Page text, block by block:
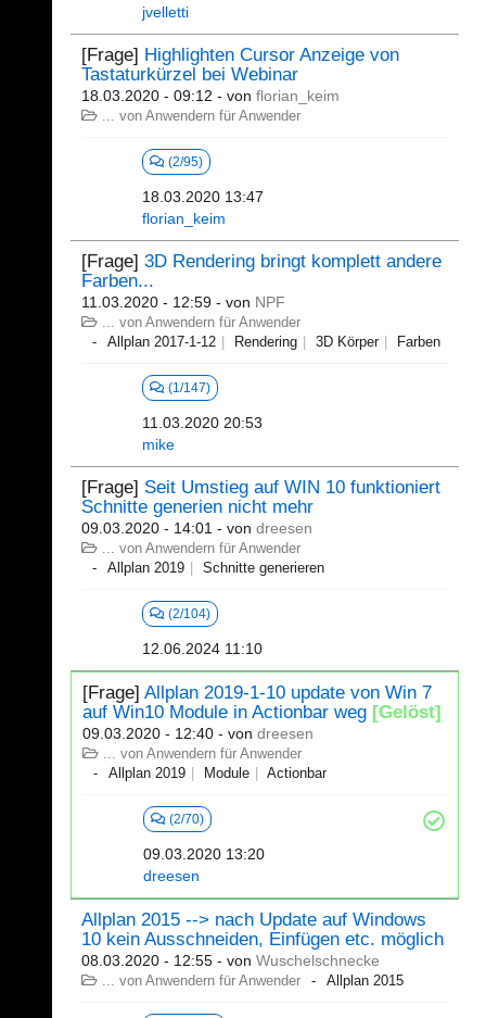
jvelletti
[Frage] Highlighten Cursor Anzeige von
Tastaturkürzel bei Webinar
18.03.2020 - 09:12 - von florian_keim
... von Anwendern für Anwender
(2/95)
18.03.2020 13:47
florian_keim
[Frage] 3D Rendering bringt komplett andere
Farben...
11.03.2020 - 12:59 - von NPF
... von Anwendern für Anwender
Allplan 2017-1-12
Rendering 3D Körper Farben
(1/147)
11.03.2020 20:53
mike
[Frage] Seit Umstieg auf WIN 10 funktioniert
Schnitte generien nicht mehr
09.03.2020 - 14:01 - von dreesen
... von Anwendern für Anwender
Allplan 2019
Schnitte generieren
(2/104)
12.06.2024 11:10
[Frage] Allplan 2019-1-10 update von Win 7
auf Win10 Module in Actionbar weg [Gelöst]
09.03.2020 - 12:40 - von dreesen
... von Anwendern für Anwender
Allplan 2019
Module Actionbar
(2/70)
09.03.2020 13:20
dreesen
Allplan 2015 --> nach Update auf Windows
10 kein Ausschneiden, Einfügen etc. möglich
08.03.2020 - 12:55 - von Wuschelschnecke
... von Anwendern für Anwender Allplan 2015